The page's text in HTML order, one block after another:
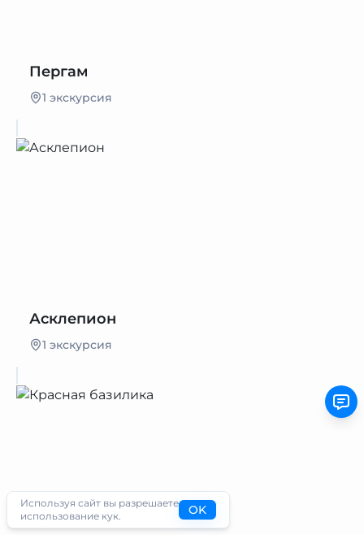
Пергам
1 экскурсия
Асклепион
1 экскурсия
Используя сайт вы разрешаете
использование кук.
OK